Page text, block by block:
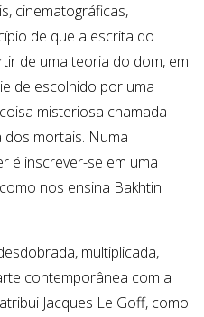
cinematográficas,
de que a escrita do
de uma teoria do dom, em
de escolhido por uma
misteriosa chamada
dos mortais. Numa
é inscrever-se em uma
nos ensina Bakhtin
multiplicada,
contemporânea com a
Jacques Le Goff, como